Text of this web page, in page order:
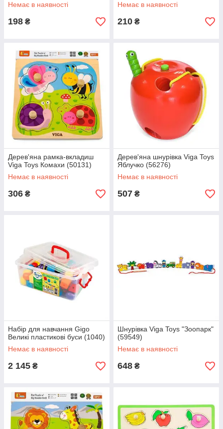
Немає в наявності
198 ₴
Немає в наявності
210 ₴
Дерев'яна рамка-вкладиш
Viga Toys Комахи (50131)
Немає в наявності
306 ₴
Дерев'яна шнурівка Viga Toys
Яблучко (56276)
Немає в наявності
507 ₴
Набір для навчання Gigo
Великі пластикові буси (1040)
Немає в наявності
2 145 ₴
Шнурівка Viga Toys "Зоопарк"
(59549)
Немає в наявності
648 ₴